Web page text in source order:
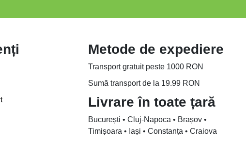
Metode de expediere
Transport gratuit peste 1000 RON
Sumă transport de la 19.99 RON
Livrare în toate țară
București • Cluj-Napoca • Brașov •
Timișoara • Iași • Constanța • Craiova